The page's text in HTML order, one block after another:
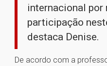
internacional por
participação
destaca Denise.
De acordo com a